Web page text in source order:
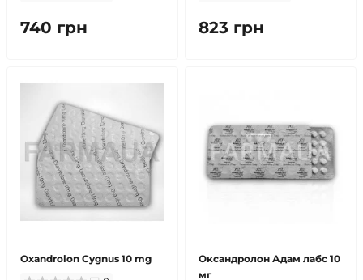
740 грн 823 грн
Oxandrolon Cygnus 10 mg
Оксандролон Адам лабс 10
мг